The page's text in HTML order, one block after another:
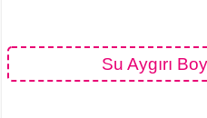
Su Aygırı